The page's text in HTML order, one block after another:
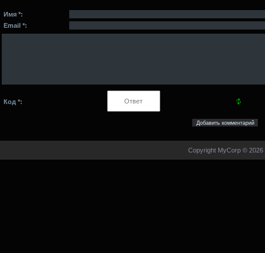
Имя *:
Email *:
Код *:
Copyright MyCorp © 2026